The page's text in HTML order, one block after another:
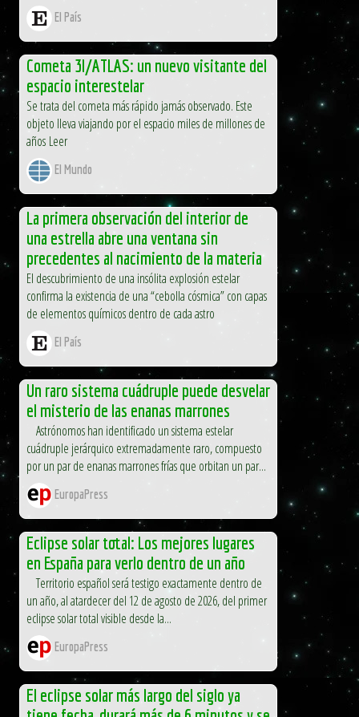
El País
Cometa 3I/ATLAS: un nuevo visitante del
espacio interestelar
Se trata del cometa más rápido jamás observado. Este
objeto lleva viajando por el espacio miles de millones de
años Leer
El Mundo
La primera observación del interior de
una estrella abre una ventana sin
precedentes al nacimiento de la materia
El descubrimiento de una insólita explosión estelar
confirma la existencia de una “cebolla cósmica” con capas
de elementos químicos dentro de cada astro
El País
Un raro sistema cuádruple puede desvelar
el misterio de las enanas marrones
Astrónomos han identificado un sistema estelar
cuádruple jerárquico extremadamente raro, compuesto
por un par de enanas marrones frías que orbitan un par...
EuropaPress
Eclipse solar total: Los mejores lugares
en España para verlo dentro de un año
Territorio español será testigo exactamente dentro de
un año, al atardecer del 12 de agosto de 2026, del primer
eclipse solar total visible desde la...
EuropaPress
El eclipse solar más largo del siglo ya